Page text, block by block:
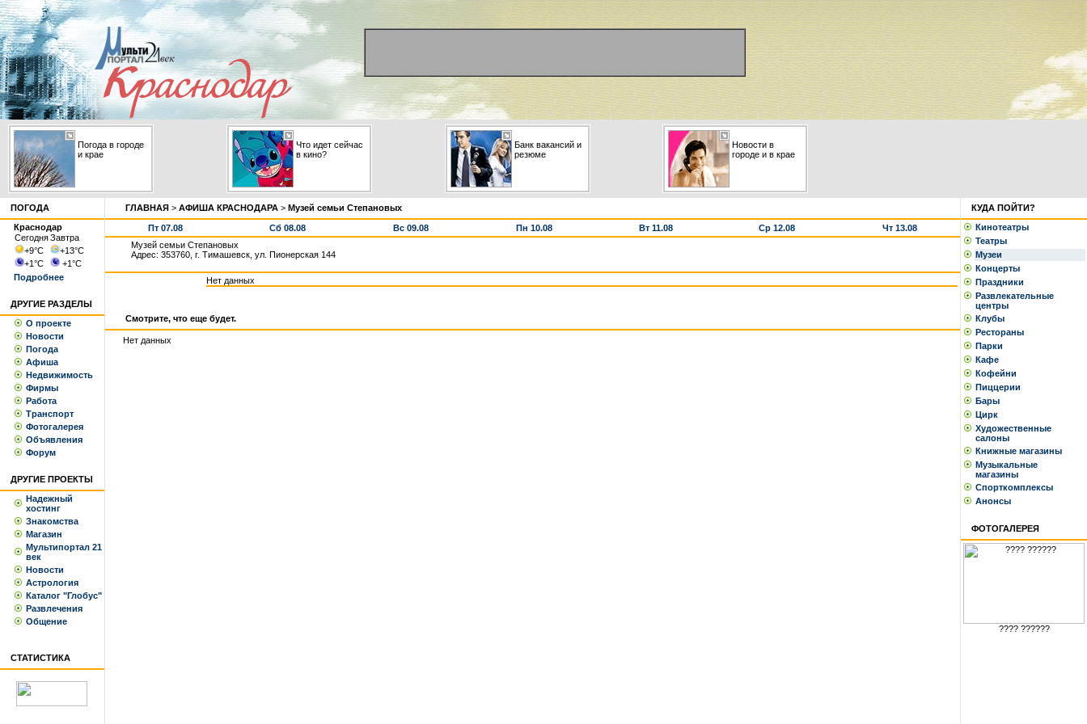
Погода в городе
и крае
Что идет сейчас
в кино?
Банк вакансий и
резюме
Новости в
городе и в крае
ПОГОДА
Краснодар
СегодняЗавтра
+9°С +13°С
+1°С +1°С
Подробнее
ДРУГИЕ РАЗДЕЛЫ
О проекте
Новости
Погода
Афиша
Недвижимость
Фирмы
Работа
Транспорт
Фотогалерея
Объявления
Форум
ДРУГИЕ ПРОЕКТЫ
Надежный
хостинг
Знакомства
Магазин
Мультипортал 21
век
Новости
Астрология
Каталог "Глобус"
Развлечения
Общение
СТАТИСТИКА
ГЛАВНАЯ > АФИША КРАСНОДАРА > Музей семьи Степановых
Пт 07.08 Сб 08.08 Вс 09.08 Пн 10.08 Вт 11.08 Ср 12.08
Чт 13.08
Музей семьи Степановых
Адрес: 353760, г. Тимашевск, ул. Пионерская 144
Нет данных
Смотрите, что еще будет.
Нет данных
КУДА ПОЙТИ?
Кинотеатры
Театры
Музеи
Концерты
Праздники
Развлекательные
центры
Клубы
Рестораны
Парки
Кафе
Кофейни
Пиццерии
Бары
Цирк
Художественные
салоны
Книжные магазины
Музыкальные
магазины
Спорткомплексы
Анонсы
ФОТОГАЛЕРЕЯ
???? ??????